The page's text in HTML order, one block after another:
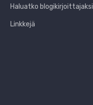
Haluatko blogikirjoittajaksi
Linkkejä